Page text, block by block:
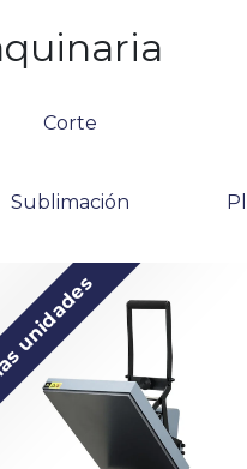
Corte
Sublimación